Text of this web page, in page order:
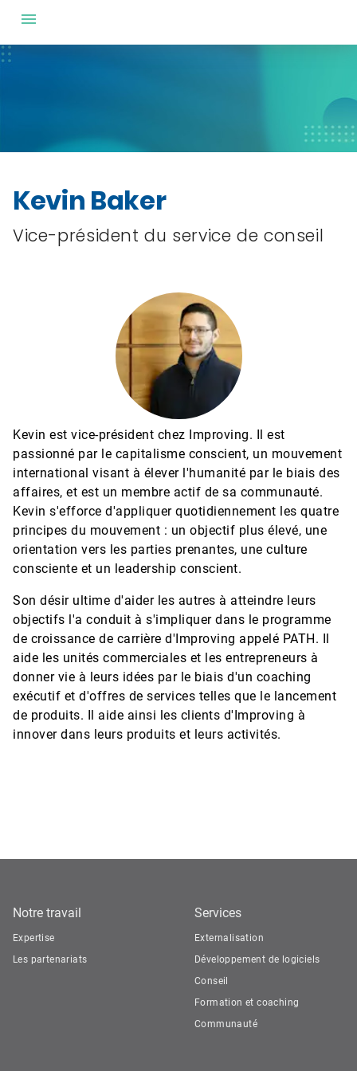
Kevin Baker
Vice-président du service de conseil
Kevin est vice-président chez Improving. Il est
passionné par le capitalisme conscient, un mouvement
international visant à élever l'humanité par le biais des
affaires, et est un membre actif de sa communauté.
Kevin s'efforce d'appliquer quotidiennement les quatre
principes du mouvement : un objectif plus élevé, une
orientation vers les parties prenantes, une culture
consciente et un leadership conscient.
Son désir ultime d'aider les autres à atteindre leurs
objectifs l'a conduit à s'impliquer dans le programme
de croissance de carrière d'Improving appelé PATH. Il
aide les unités commerciales et les entrepreneurs à
donner vie à leurs idées par le biais d'un coaching
exécutif et d'offres de services telles que le lancement
de produits. Il aide ainsi les clients d'Improving à
innover dans leurs produits et leurs activités.
Notre travail
Expertise
Les partenariats
Services
Externalisation
Développement de logiciels
Conseil
Formation et coaching
Communauté